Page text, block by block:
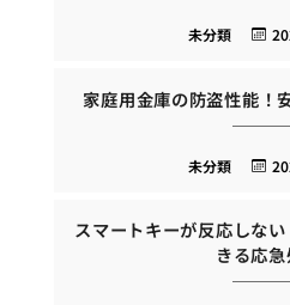
未分類
家庭用金庫の防盗性能！
未分類
スマートキーが反応しな
きる応